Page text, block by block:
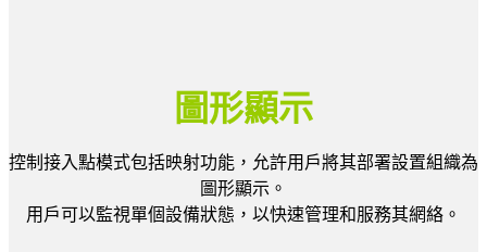
圖形顯示
控制接入點模式包括映射功能，允許用戶將其部署設置組織為
圖形顯示。
用戶可以監視單個設備狀態，以快速管理和服務其網絡。